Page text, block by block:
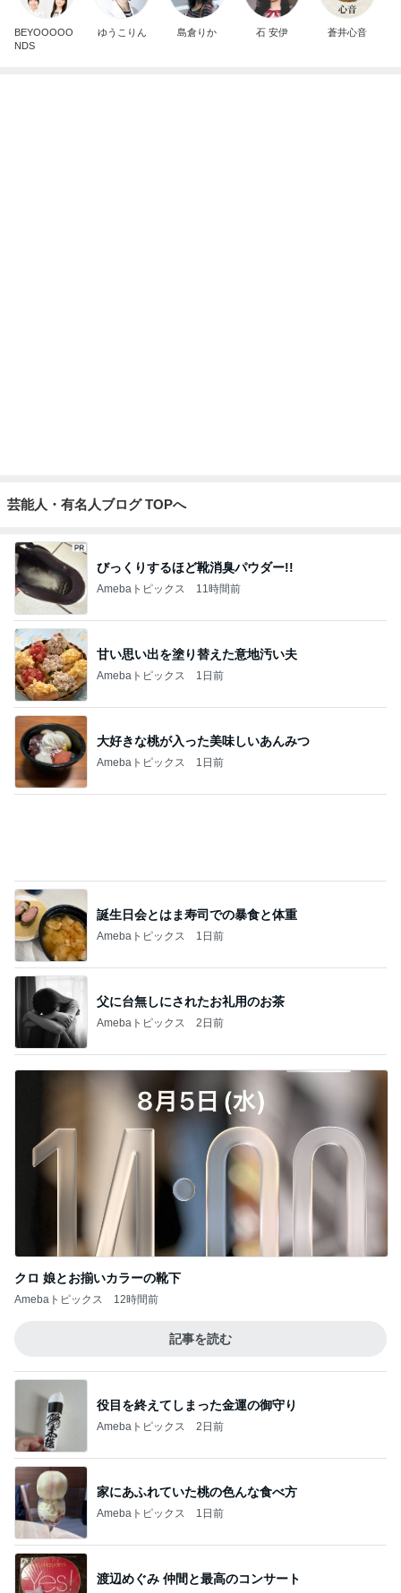
BEYOOOOO
NDS
ゆうこりん 島倉りか 石 安伊 蒼井心音
芸能人・有名人ブログ TOPへ
びっくりするほど靴消臭パウダー!!
Amebaトピックス 11時間前
甘い思い出を塗り替えた意地汚い夫
Amebaトピックス 1日前
大好きな桃が入った美味しいあんみつ
Amebaトピックス 1日前
誕生日会とはま寿司での暴食と体重
Amebaトピックス 1日前
父に台無しにされたお礼用のお茶
Amebaトピックス 2日前
クロ 娘とお揃いカラーの靴下
Amebaトピックス 12時間前
記事を読む
役目を終えてしまった金運の御守り
Amebaトピックス 2日前
家にあふれていた桃の色んな食べ方
Amebaトピックス 1日前
渡辺めぐみ 仲間と最高のコンサート